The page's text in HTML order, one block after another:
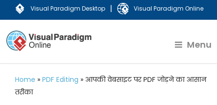
Visual Paradigm Desktop | Visual Paradigm Online
Menu
Home »PDF Editing » आपकी वेबसाइट पर PDF जोड़ने का आसान
तरीका